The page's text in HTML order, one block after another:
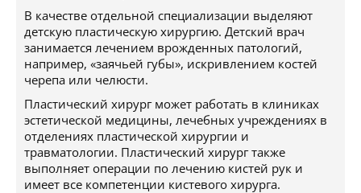
В качестве отдельной специализации выделяют
детскую пластическую хирургию. Детский врач
занимается лечением врожденных патологий,
например, «заячьей губы», искривлением костей
черепа или челюсти.
Пластический хирург может работать в клиниках
эстетической медицины, лечебных учреждениях в
отделениях пластической хирургии и
травматологии. Пластический хирург также
выполняет операции по лечению кистей рук и
имеет все компетенции кистевого хирурга.